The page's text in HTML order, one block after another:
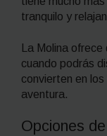
tranquilo y
La Molina
cuando podrás
convierten en
aventura.
Opciones